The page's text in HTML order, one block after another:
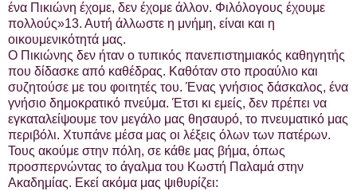
ένα Πικιώνη έχομε, δεν έχομε άλλον. Φιλόλογους έχουμε
πολλούς»13. Αυτή άλλωστε η μνήμη, είναι και η
οικουμενικότητά μας.
Ο Πικιώνης δεν ήταν ο τυπικός πανεπιστημιακός καθηγητής
που δίδασκε από καθέδρας. Καθόταν στο προαύλιο και
συζητούσε με του φοιτητές του. Ένας γνήσιος δάσκαλος, ένα
γνήσιο δημοκρατικό πνεύμα. Έτσι κι εμείς, δεν πρέπει να
εγκαταλείψουμε τον μεγάλο μας θησαυρό, το πνευματικό μας
περιβόλι. Χτυπάνε μέσα μας οι λέξεις όλων των πατέρων.
Τους ακούμε στην πόλη, σε κάθε μας βήμα, όπως
προσπερνώντας το άγαλμα του Κωστή Παλαμά στην
Ακαδημίας. Εκεί ακόμα μας ψιθυρίζει: